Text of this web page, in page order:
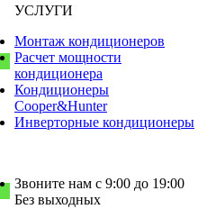
УСЛУГИ
Монтаж кондиционеров
Расчет мощности
кондиционера
Кондиционеры
Cooper&Hunter
Инверторные кондиционеры
Звоните нам с 9:00 до 19:00
Без выходных